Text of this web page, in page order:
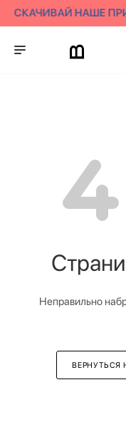
СКАЧИВАЙ НАШЕ
Неправильно
ВЕРНУТЬСЯ